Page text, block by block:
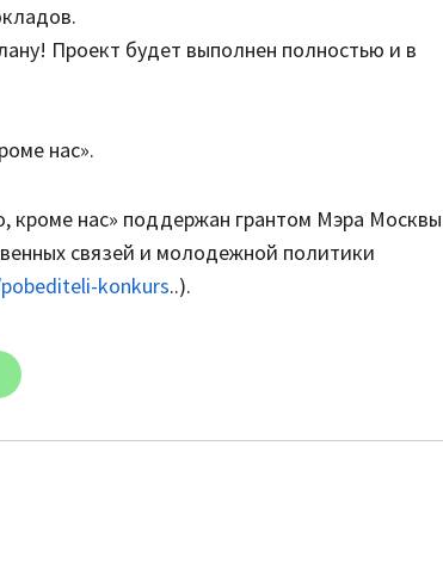
Проект будет выполнен полностью и в
нас».
кроме нас» поддержан грантом Мэра Москвы
связей и молодежной политики
konkurs..).